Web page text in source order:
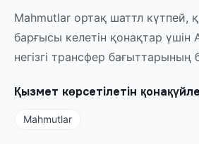
Mahmutlar ортақ шаттл күтпей,
барғысы келетін қонақтар үшін
негізгі трансфер бағыттарының
Қызмет көрсетілетін
Mahmutlar